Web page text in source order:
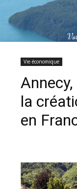
Vie économique
Annecy,
la
en